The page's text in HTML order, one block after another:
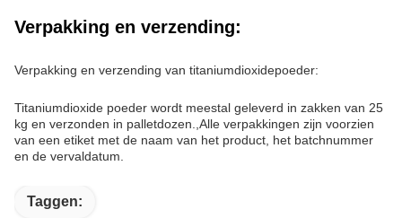
Verpakking en verzending:
Verpakking en verzending van titaniumdioxidepoeder:
Titaniumdioxide poeder wordt meestal geleverd in zakken van 25
kg en verzonden in palletdozen.,Alle verpakkingen zijn voorzien
van een etiket met de naam van het product, het batchnummer
en de vervaldatum.
Taggen: